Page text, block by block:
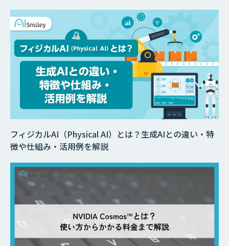
フィジカルAI（Physical AI）とは？生成AIとの違い・特
徴や仕組み・活用例を解説